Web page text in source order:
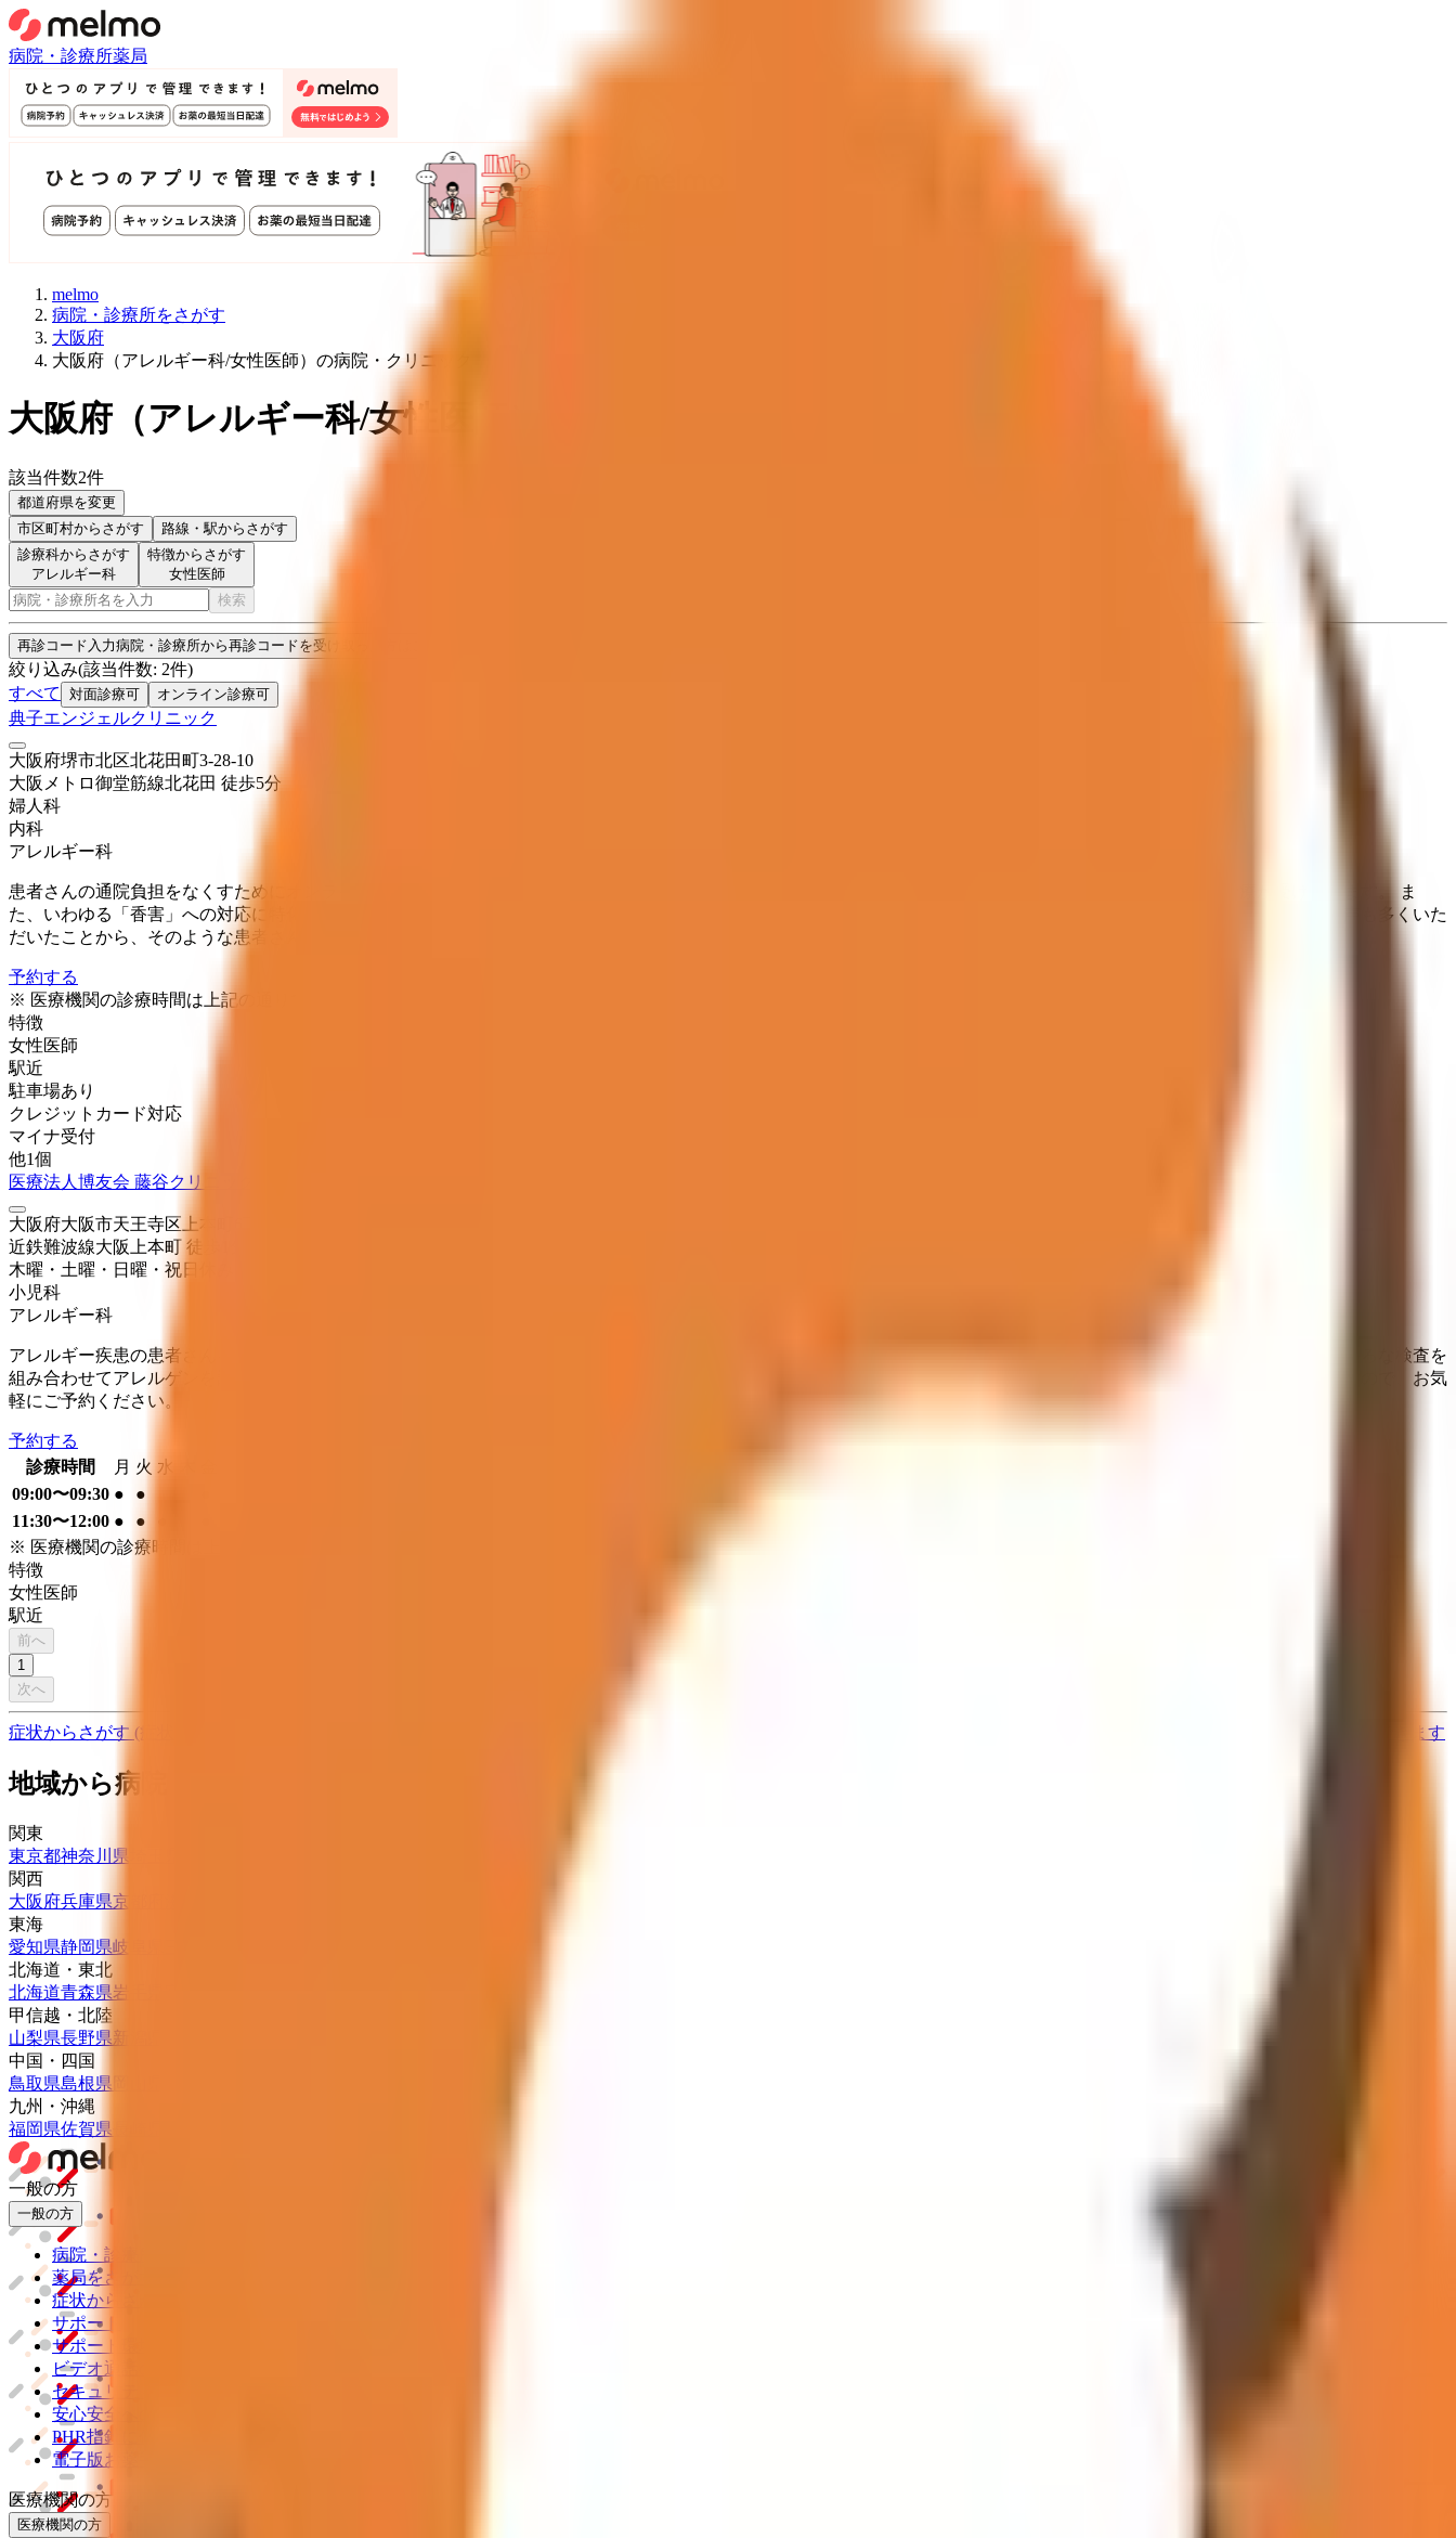
病院・診療所薬局
melmo
病院・診療所をさがす
大阪府
大阪府（アレルギー科/女性医師）の病院・クリニック
大阪府 （アレルギー科/女性医師
該当件数2件
都道府県を変更
市区町村からさがす 路線・駅からさがす
診療科からさがす
アレルギー科
特徴からさがす
女性医師
検索
再診コード入力病院・診療所から再診コードを受け取った方はこちら
絞り込み(該当件数: 2件)
すべて
対面診療可 オンライン診療可
典子エンジェルクリニック
大阪府堺市北区北花田町3-28-10
大阪メトロ御堂筋線北花田 徒歩5分
婦人科
内科
アレルギー科
患者さんの通院負担をなくすためにオンライン診療を行っております。患者さんは通院する必要がなく、ご自宅などご都合の良い場所でご相談や投薬などの診療が受けられます。 ま
た、いわゆる「香害」への対応に特化すべく、「香害外来」を開設しています。強力な抗菌・消臭成分を含む洗剤や高残香性柔軟剤等に耐えられないという患者さんからの声も多くいた
だいたことから、そのような患者さんでも安心して受診できる産婦人科を目指してこの取り組みを始めました。香害でお困りの方にも、オンライン診療は好評です。
予約する
※ 医療機関の診療時間は上記の通りですが、すでに予約が埋まっている場合や病院の都合などにより実際に予約可能な日時と異なる場合がありますのでご了承ください
特徴
女性医師
駅近
駐車場あり
クレジットカード対応
マイナ受付
他1個
医療法人博友会 藤谷クリニック
大阪府大阪市天王寺区上本町6丁目3番31 うえほんまちハイハイタウン
近鉄難波線大阪上本町 徒歩
木曜・土曜・日曜・祝日
小児科
アレルギー科
アレルギー疾患の患者さんを中心に診療を行っています。アレルギー疾患には何らかの原因があり、その原因を突き止めることが治療の第一歩と考えています。問診やいろいろな検査を
組み合わせてアレルゲンを調べ、それぞれに合った治療を心がけています。子育てやお仕事がお忙しく通院が負担になっている方のために、オンライン診療を実施していますので、お気
軽にご予約ください。
予約する
診療時間
月 火 水
09:00〜09:30 ● ●
11:30〜12:00 ● ●
※ 医療機関の診療時間は上記の通りですが、すでに予約が埋まっている場合や病院の都合などにより実際に予約可能な日時と異なる場合がありますのでご了承ください
特徴
女性医師
駅近
前へ
1
次へ
症状からさがす (症状チェッカー) 歯医者さんの対面診療予約・オンライン診療予約ができます
地域から病院・診療所をさがす
関東
東京都神奈川県
関西
大阪府兵庫県京都府
東海
愛知県静岡県岐阜県
北海道・東北
北海道青森県岩手県
甲信越・北陸
山梨県長野県新潟県
中国・四国
鳥取県島根県
九州・沖縄
福岡県佐賀県
一般の方
一般の方
病院・診療所をさがす
薬局をさがす
症状からさがす
サポート
サポート環境
ビデオ通話の事前テスト
セキュリティの取り組み
安心安全への取り組み
PHR指針に係るチェックシート確認結果の公表
電子版お薬手帳ガイドラインに係るチェックシート確認結果の公表
医療機関の方
医療機関の方